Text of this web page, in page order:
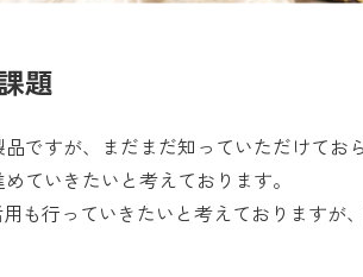
題
品ですが、まだまだ知っていただけて
ていきたいと考えております。
も行っていきたいと考えております